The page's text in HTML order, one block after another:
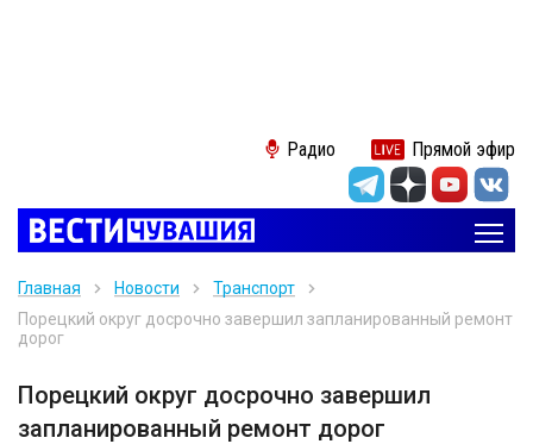
Радио Прямой эфир
Главная Новости
Транспорт
Порецкий округ досрочно завершил запланированный ремонт
дорог
Порецкий округ досрочно завершил
запланированный ремонт дорог